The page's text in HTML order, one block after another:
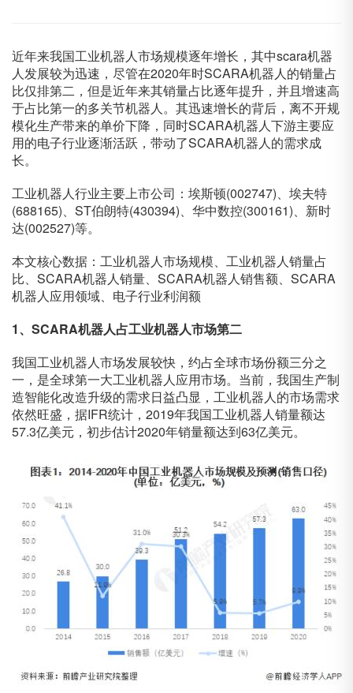
近年来我国工业机器人市场规模逐年增长，其中scara机器
人发展较为迅速，尽管在2020年时SCARA机器人的销量占
比仅排第二，但是近年来其销量占比逐年提升，并且增速高
于占比第一的多关节机器人。其迅速增长的背后，离不开规
模化生产带来的单价下降，同时SCARA机器人下游主要应
用的电子行业逐渐活跃，带动了SCARA机器人的需求成
长。
工业机器人行业主要上市公司：埃斯顿(002747)、埃夫特
(688165)、ST伯朗特(430394)、华中数控(300161)、新时
达(002527)等。
本文核心数据：工业机器人市场规模、工业机器人销量占
比、SCARA机器人销量、SCARA机器人销售额、SCARA
机器人应用领域、电子行业利润额
1、SCARA机器人占工业机器人市场第二
我国工业机器人市场发展较快，约占全球市场份额三分之
一，是全球第一大工业机器人应用市场。当前，我国生产制
造智能化改造升级的需求日益凸显，工业机器人的市场需求
依然旺盛，据IFR统计，2019年我国工业机器人销量额达
57.3亿美元，初步估计2020年销量额达到63亿美元。